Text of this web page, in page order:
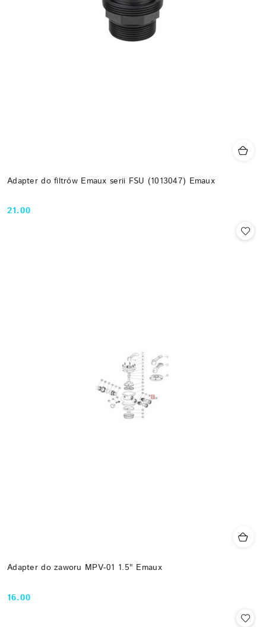
Adapter do filtrów Emaux serii FSU (1013047) Emaux
Cena:
21.00
Adapter do zaworu MPV-01 1.5" Emaux
Cena:
16.00